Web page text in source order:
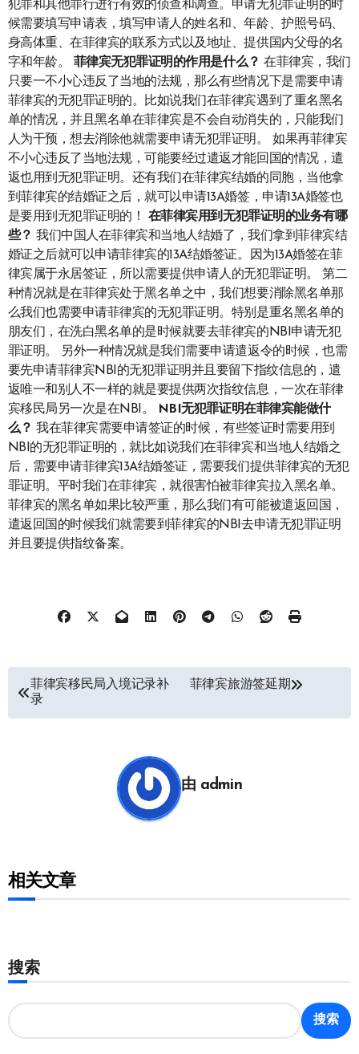
犯罪和其他罪行进行有效的侦查和调查。申请无犯罪证明的时
候需要填写申请表，填写申请人的姓名和、年龄、护照号码、
身高体重、在菲律宾的联系方式以及地址、提供国内父母的名
字和年龄。
菲律宾无犯罪证明的作用是什么？ 在菲律宾，我们
只要一不小心违反了当地的法规，那么有些情况下是需要申请
菲律宾的无犯罪证明的。比如说我们在菲律宾遇到了重名黑名
单的情况，并且黑名单在菲律宾是不会自动消失的，只能我们
人为干预，想去消除他就需要申请无犯罪证明。 如果再菲律宾
不小心违反了当地法规，可能要经过遣返才能回国的情况，遣
返也用到无犯罪证明。还有我们在菲律宾结婚的同胞，当他拿
到菲律宾的结婚证之后，就可以申请13A婚签，申请13A婚签也
是要用到无犯罪证明的！
在菲律宾用到无犯罪证明的业务有哪
些？ 我们中国人在菲律宾和当地人结婚了，我们拿到菲律宾结
婚证之后就可以申请菲律宾的13A结婚签证。因为13A婚签在菲
律宾属于永居签证，所以需要提供申请人的无犯罪证明。 第二
种情况就是在菲律宾处于黑名单之中，我们想要消除黑名单那
么我们也需要申请菲律宾的无犯罪证明。特别是重名黑名单的
朋友们，在洗白黑名单的是时候就要去菲律宾的NBI申请无犯
罪证明。 另外一种情况就是我们需要申请遣返令的时候，也需
要先申请菲律宾NBI的无犯罪证明并且要留下指纹信息的，遣
返唯一和别人不一样的就是要提供两次指纹信息，一次在菲律
宾移民局另一次是在NBI。
NBI无犯罪证明在菲律宾能做什
么？ 我在菲律宾需要申请签证的时候，有些签证时需要用到
NBI的无犯罪证明的，就比如说我们在菲律宾和当地人结婚之
后，需要申请菲律宾13A结婚签证，需要我们提供菲律宾的无犯
罪证明。平时我们在菲律宾，就很害怕被菲律宾拉入黑名单。
菲律宾的黑名单如果比较严重，那么我们有可能被遣返回国，
遣返回国的时候我们就需要到菲律宾的NBI去申请无犯罪证明
并且要提供指纹备案。
菲律宾移民局入境记录补
录
菲律宾旅游签延期
由 admin
相关文章
搜索
搜索